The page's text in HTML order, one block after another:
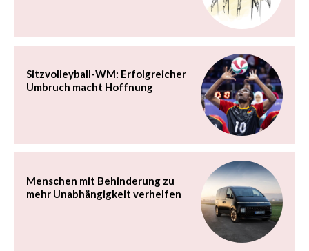
Sitzvolleyball-WM: Erfolgreicher
Umbruch macht Hoffnung
Menschen mit Behinderung zu
mehr Unabhängigkeit verhelfen